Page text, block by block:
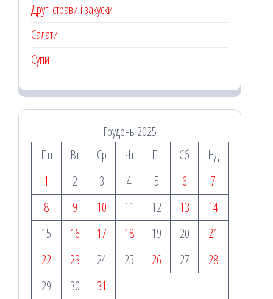
Другі страви і закуски
Салати
Супи
Грудень 2025
Пн
Вт Ср Чт Пт Сб
Нд
1
2 3 4 5 6
7
8
9 10 11 12 13
14
15
16 17 18 19 20
21
22
23 24 25 26 27
28
29
30 31